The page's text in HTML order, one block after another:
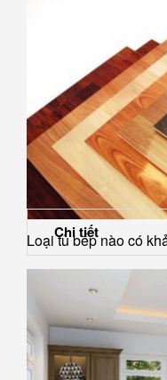
Loại tủ bếp nào có
Chi tiết